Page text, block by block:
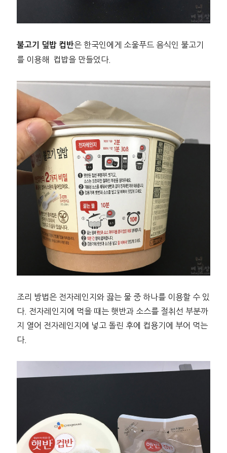
불고기 덮밥 컵반은 한국인에게 소울푸드 음식인 불고기
를 이용해 컵밥을 만들었다.
조리 방법은 전자레인지와 끓는 물 중 하나를 이용할 수 있
다. 전자레인지에 먹을 때는 햇반과 소스를 절취선 부분까
지 열어 전자레인지에 넣고 돌린 후에 컵용기에 부어 먹는
다.